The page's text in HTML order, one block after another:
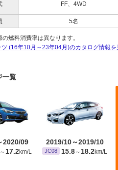
FF、4WD
5名
燃料消費率は異なります。
(16年10月～23年04月)のカタログ情報を
一覧
2020/09
～ 17.2km/L
2019/10～2019/10
JC08 15.8～ 18.2km/L